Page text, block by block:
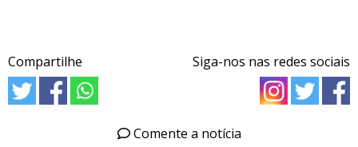
Compartilhe Siga-nos nas redes sociais
Comente a notícia